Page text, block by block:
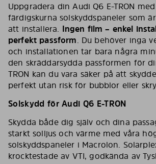
Uppgradera din Audi Q6 E-TRON
färdigskurna solskyddspaneler som
att installera. Ingen film – enkel
perfekt passform. Du behöver inga
och installationen tar bara några
den skräddarsydda passformen för
TRON kan du vara säker på att
perfekt utan risk för bubblor eller
Solskydd för Audi Q6 E-TRON
Skydda både dig själv och dina
starkt solljus och värme med våra
solskyddspaneler i Macrolon.
krocktestade av VTI, godkända av